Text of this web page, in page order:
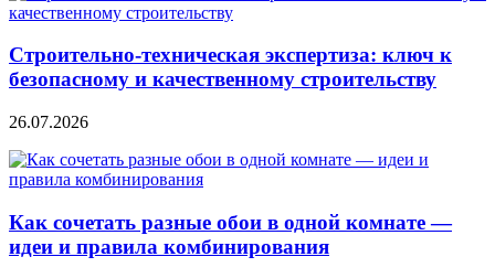
Строительно‑техническая экспертиза: ключ к
безопасному и качественному строительству
26.07.2026
Как сочетать разные обои в одной комнате —
идеи и правила комбинирования